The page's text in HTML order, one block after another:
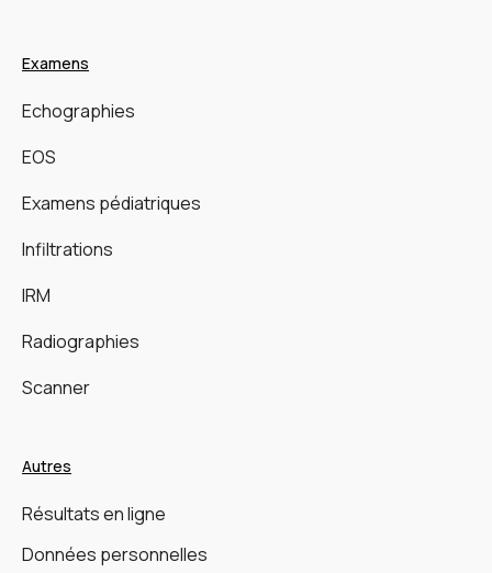
Examens
Echographies
EOS
Examens pédiatriques
Infiltrations
IRM
Radiographies
Scanner
Autres
Résultats en ligne
Données personnelles